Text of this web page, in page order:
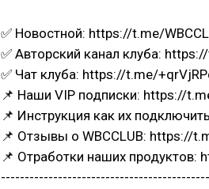
✅ Новостной: https://t.me/
✅ Авторский канал клуба:
✅ Чат клуба: https://t.me/
📌 Наши VIP подписки: https://
📌 Инструкция как их
📌 Отзывы о WBCCLUB: https://
📌 Отработки наших